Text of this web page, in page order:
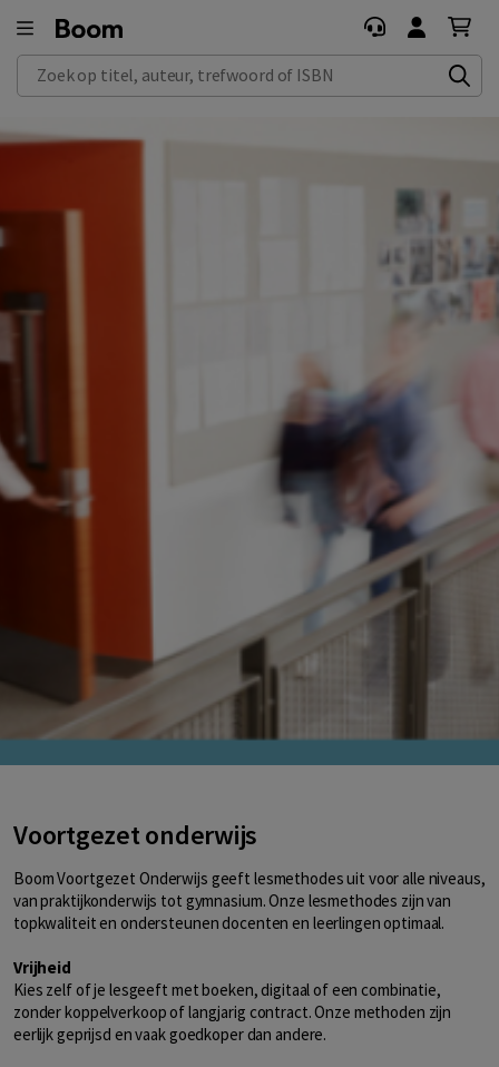
Zoek op titel, auteur, trefwoord of ISBN
Voortgezet onderwijs
Boom Voortgezet Onderwijs geeft lesmethodes uit voor alle niveaus,
van praktijkonderwijs tot gymnasium. Onze lesmethodes zijn van
topkwaliteit en ondersteunen docenten en leerlingen optimaal.
Vrijheid
Kies zelf of je lesgeeft met boeken, digitaal of een combinatie,
zonder koppelverkoop of langjarig contract. Onze methoden zijn
eerlijk geprijsd en vaak goedkoper dan andere.